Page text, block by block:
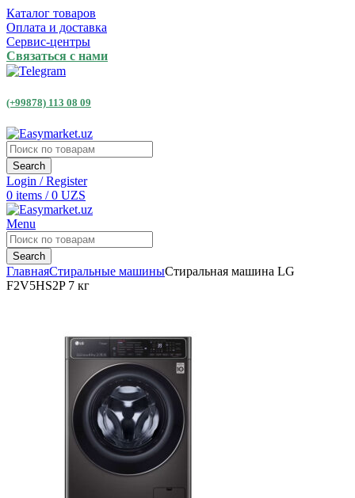
Каталог товаров
Оплата и доставка
Сервис-центры
Связаться с нами
(+99878) 113 08 09
Search
Login / Register
0 items / 0 UZS
Menu
Search
ГлавнаяСтиральные машиныСтиральная машина LG
F2V5HS2P 7 кг